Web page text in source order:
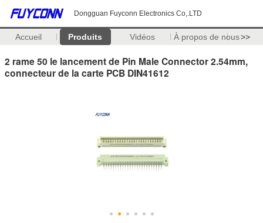
Dongguan Fuyconn Electronics Co,.LTD
Accueil Produits Vidéos À propos de nous>>
2 rame 50 le lancement de Pin Male Connector 2.54mm,
connecteur de la carte PCB DIN41612